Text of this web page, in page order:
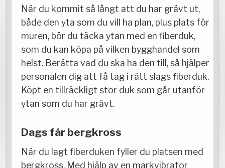
När du kommit så långt att du har grävt ut,
både den yta som du vill ha plan, plus plats för
muren, bör du täcka ytan med en fiberduk,
som du kan köpa på vilken bygghandel som
helst. Berätta vad du ska ha den till, så hjälper
personalen dig att få tag i rätt slags fiberduk.
Köpt en tillräckligt stor duk som går utanför
ytan som du har grävt.
Dags får bergkross
När du lagt fiberduken fyller du platsen med
bergkross. Med hjälp av en markvibrator